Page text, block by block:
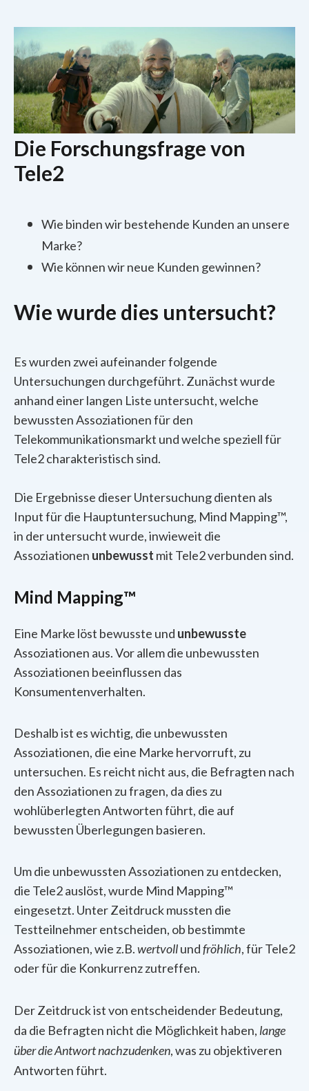
Die Forschungsfrage von
Tele2
Wie binden wir bestehende Kunden an unsere
Marke?
Wie können wir neue Kunden gewinnen?
Wie wurde dies untersucht?
Es wurden zwei aufeinander folgende
Untersuchungen durchgeführt. Zunächst wurde
anhand einer langen Liste untersucht, welche
bewussten Assoziationen für den
Telekommunikationsmarkt und welche speziell für
Tele2 charakteristisch sind.
Die Ergebnisse dieser Untersuchung dienten als
Input für die Hauptuntersuchung, Mind Mapping™,
in der untersucht wurde, inwieweit die
Assoziationen unbewusst mit Tele2 verbunden sind.
Mind Mapping™
Eine Marke löst bewusste und unbewusste
Assoziationen aus. Vor allem die unbewussten
Assoziationen beeinflussen das
Konsumentenverhalten.
Deshalb ist es wichtig, die unbewussten
Assoziationen, die eine Marke hervorruft, zu
untersuchen. Es reicht nicht aus, die Befragten nach
den Assoziationen zu fragen, da dies zu
wohlüberlegten Antworten führt, die auf
bewussten Überlegungen basieren.
Um die unbewussten Assoziationen zu entdecken,
die Tele2 auslöst, wurde Mind Mapping™
eingesetzt. Unter Zeitdruck mussten die
Testteilnehmer entscheiden, ob bestimmte
Assoziationen, wie z.B.wertvollundfröhlich, für Tele2
oder für die Konkurrenz zutreffen.
Der Zeitdruck ist von entscheidender Bedeutung,
da die Befragten nicht die Möglichkeit haben,lange
über die Antwort nachzudenken, was zu objektiveren
Antworten führt.